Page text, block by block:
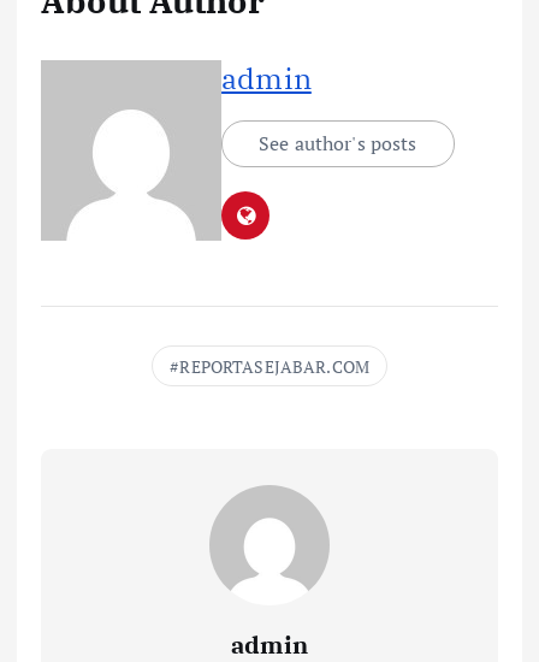
admin
See author's posts
REPORTASEJABAR.COM
admin